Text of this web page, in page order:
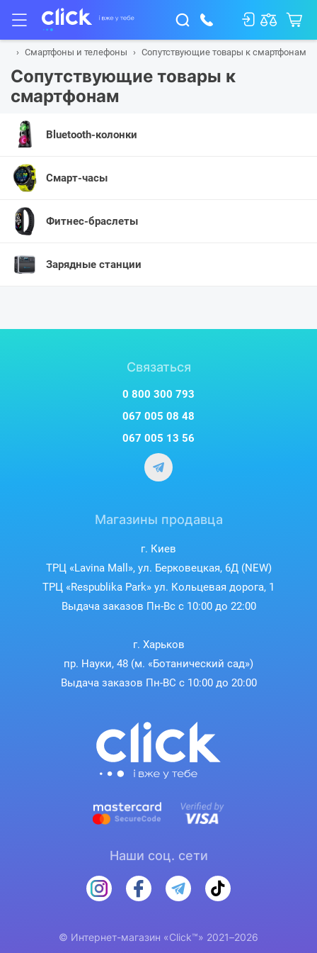
Смартфоны и телефоны Сопутствующие товары к смартфонам
Сопутствующие товары к
смартфонам
Bluetooth-колонки
Смарт-часы
Фитнес-браслеты
Зарядные станции
Связаться
0 800 300 793
067 005 08 48
067 005 13 56
Магазины продавца
г. Киев
ТРЦ «Lavina Mall», ул. Берковецкая, 6Д (NEW)
ТРЦ «Respublika Park» ул. Кольцевая дорога, 1
Выдача заказов Пн-Вс с 10:00 до 22:00
г. Харьков
пр. Науки, 48 (м. «Ботанический сад»)
Выдача заказов Пн-ВС с 10:00 до 20:00
Наши соц. сети
© Интернет-магазин «Click™» 2021–2026